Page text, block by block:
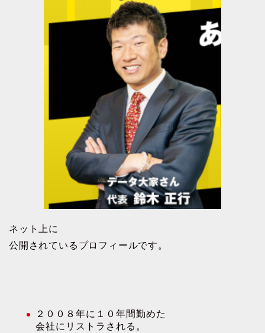
ネット上に
公開されているプロフィールです。
２００８年に１０年間勤めた
会社にリストラされる。